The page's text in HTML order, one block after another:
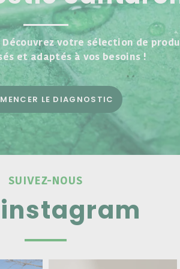
Découvrez votre sélection de
et adaptés à vos besoins !
LE DIAGNOSTIC
SUIVEZ-NOUS